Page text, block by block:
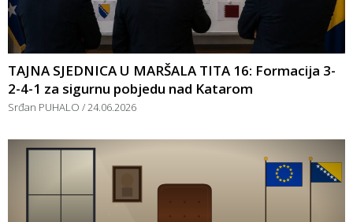
TAJNA SJEDNICA U MARŠALA TITA 16: Formacija 3-
2-4-1 za sigurnu pobjedu nad Katarom
Srđan PUHALO 24.06.2026